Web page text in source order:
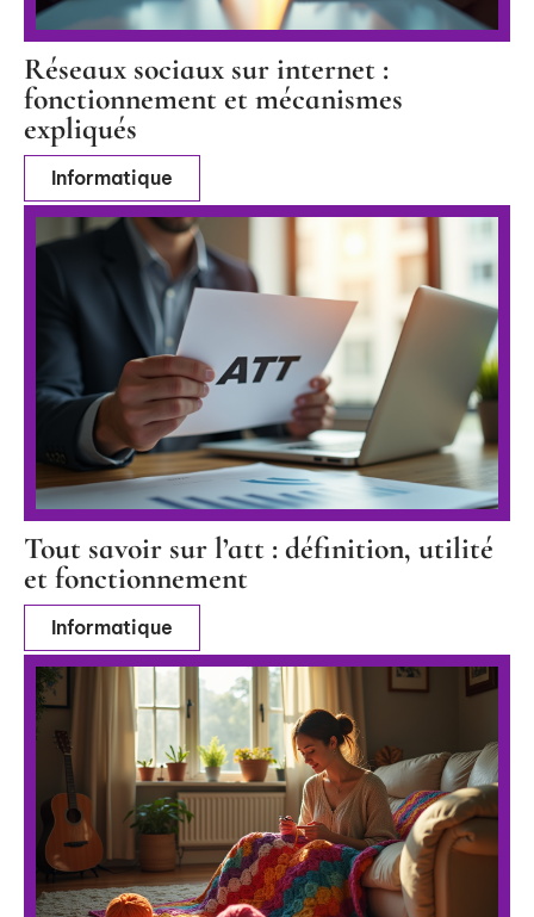
Réseaux sociaux sur internet :
fonctionnement et mécanismes
expliqués
Informatique
Tout savoir sur l’att : définition, utilité
et fonctionnement
Informatique